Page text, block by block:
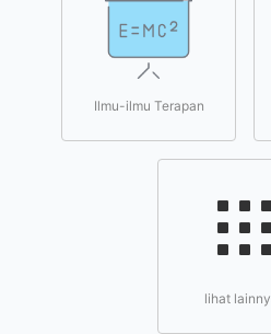
Ilmu-ilmu Terapan
lihat